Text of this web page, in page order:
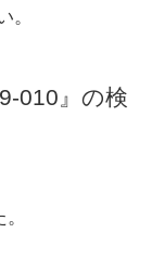
。
010』の検